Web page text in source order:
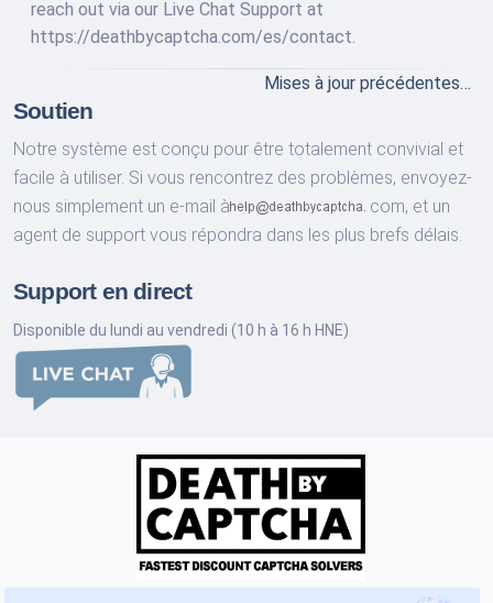
reach out via our Live Chat Support at
https://deathbycaptcha.com/es/contact.
Mises à jour précédentes…
Soutien
Notre système est conçu pour être totalement convivial et
facile à utiliser. Si vous rencontrez des problèmes, envoyez-
nous simplement un e-mail à
com, et un
agent de support vous répondra dans les plus brefs délais.
Support en direct
Disponible du lundi au vendredi (10 h à 16 h HNE)